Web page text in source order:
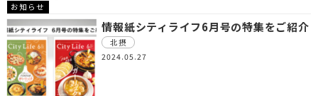
お知らせ
情報紙シティライフ6月号の特集をご紹介
北摂
2024.05.27